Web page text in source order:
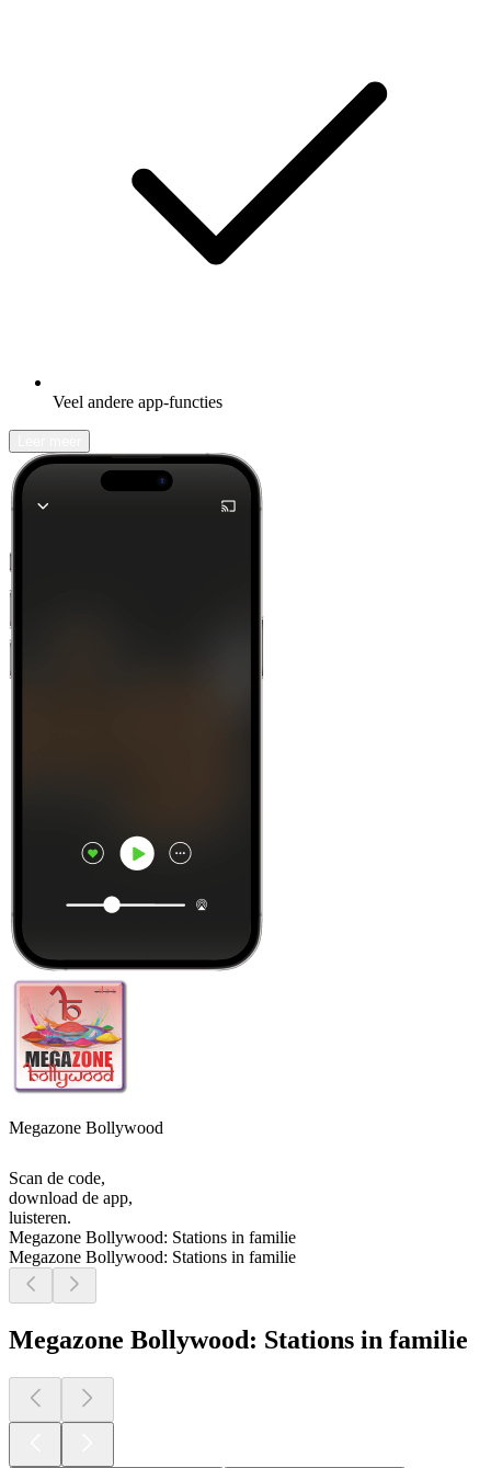
Veel andere app-functies
Megazone Bollywood
Scan de code,
download de app,
luisteren.
Megazone Bollywood: Stations in familie
Megazone Bollywood: Stations in familie
Megazone Bollywood: Stations in familie